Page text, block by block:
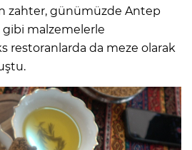
zahter, günümüzde Antep
gibi malzemelerle
restoranlarda da meze olarak